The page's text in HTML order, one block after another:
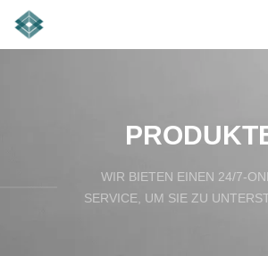
WIR BIETEN EINEN 24/7-
SERVICE, UM SIE ZU